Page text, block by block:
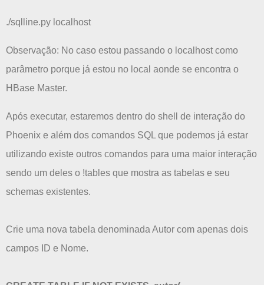
./sqlline.py localhost
Observação: No caso estou passando o localhost como
parâmetro porque já estou no local aonde se encontra o
HBase Master.
Após executar, estaremos dentro do shell de interação do
Phoenix e além dos comandos SQL que podemos já estar
utilizando existe outros comandos para uma maior interação
sendo um deles o !tables que mostra as tabelas e seu
schemas existentes.
Crie uma nova tabela denominada Autor com apenas dois
campos ID e Nome.